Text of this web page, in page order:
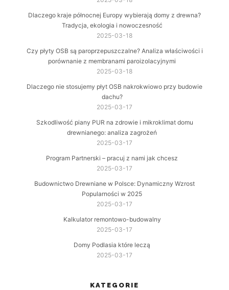
Dlaczego kraje północnej Europy wybierają domy z drewna?
Tradycja, ekologia i nowoczesność
2025-03-18
Czy płyty OSB są paroprzepuszczalne? Analiza właściwości i
porównanie z membranami paroizolacyjnymi
2025-03-18
Dlaczego nie stosujemy płyt OSB nakrokwiowo przy budowie
dachu?
2025-03-17
Szkodliwość piany PUR na zdrowie i mikroklimat domu
drewnianego: analiza zagrożeń
2025-03-17
Program Partnerski – pracuj z nami jak chcesz
2025-03-17
Budownictwo Drewniane w Polsce: Dynamiczny Wzrost
Popularności w 2025
2025-03-17
Kalkulator remontowo-budowalny
2025-03-17
Domy Podlasia które leczą
2025-03-17
KATEGORIE